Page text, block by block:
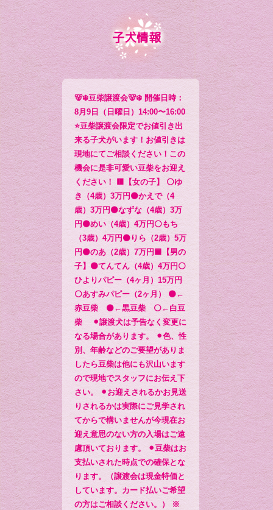
子犬情報
🐻‍❄️豆柴譲渡会🐻‍❄️ 開催日時：
8月9日（日曜日）14:00〜16:00
⭐️豆柴譲渡会限定でお値引き出
来る子犬がいます！お値引きは
現地にてご相談ください！この
機会に是非可愛い豆柴をお迎え
ください！ 🟥【女の子】 ⚪️ゆ
き（4歳）3万円🟤かえで（4
歳）3万円🟤なずな（4歳）3万
円🟤めい（4歳）4万円⚪️もち
（3歳）4万円🟤りら（2歳）5万
円⚫️のあ（2歳）7万円🟦【男の
子】🟤てんてん（4歳）4万円⚪️
ひよりパピー（4ヶ月）15万円
⚪️あすみパピー（2ヶ月） 🟤←
赤豆柴 ⚫️←黒豆柴 ⚪️←白豆
柴 ⚫︎譲渡犬は予告なく変更に
なる場合があります。 ⚫︎色、性
別、年齢などのご要望がありま
したら豆柴は他にも沢山います
ので現地でスタッフにお伝え下
さい。 ⚫︎お迎えされるかお見送
りされるかは実際にご見学され
てからで構いませんが今現在お
迎え意思のない方の入場はご遠
慮頂いております。 ⚫︎豆柴はお
支払いされた時点での確保とな
ります。（譲渡会は現金特価と
しています。カード払いご希望
の方はご相談ください。） ※